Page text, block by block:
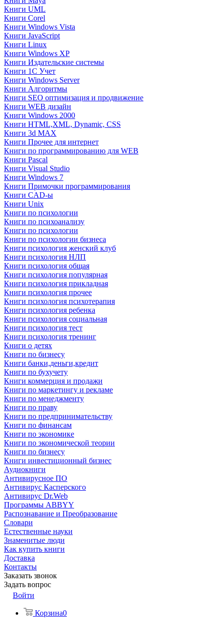
Книги UML
Книги Corel
Книги Windows Vista
Книги JavaScript
Книги Linux
Книги Windows XP
Книги Издательские системы
Книги 1C Учет
Книги Windows Server
Книги Алгоритмы
Книги SEO оптимизация и продвижение
Книги WEB дизайн
Книги Windows 2000
Книги HTML,XML, Dynamic, CSS
Книги 3d MAX
Книги Прочее для интернет
Книги по программированию для WEB
Книги Pascal
Книги Visual Studio
Книги Windows 7
Книги Примочки программирования
Книги CAD-ы
Книги Unix
Книги по психологии
Книги по психоанализу
Книги по психологии
Книги по психологии бизнеса
Книги психология женский клуб
Книги психология НЛП
Книги психология общая
Книги психология популярная
Книги психология прикладная
Книги психология прочее
Книги психология психотерапия
Книги психология ребенка
Книги психология социальная
Книги психология тест
Книги психология тренинг
Книги о детях
Книги по бизнесу
Книги банки,деньги,кредит
Книги по бухучету
Книги коммерция и продажи
Книги по маркетингу и рекламе
Книги по менеджменту
Книги по праву
Книги по предпринимательству
Книги по финансам
Книги по экономике
Книги по экономической теории
Книги по бизнесу
Книги инвестиционный бизнес
Аудиокниги
Антивирусное ПО
Антивирус Касперского
Антивирус Dr.Web
Программы ABBYY
Распознавание и Преобразование
Словари
Естественные науки
Знаменитые люди
Как купить книги
Доставка
Контакты
Заказать звонок
Задать вопрос
Войти
Корзина0